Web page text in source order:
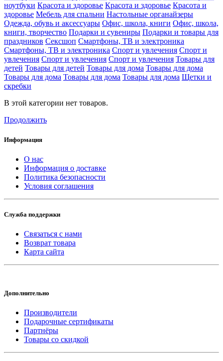
ноутбуки Красота и здоровье Красота и здоровье Красота и
здоровье Мебель для спальни Настольные органайзеры
Одежда, обувь и аксессуары Офис, школа, книги Офис, школа,
книги, творчество Подарки и сувениры Подарки и товары для
праздников Сексшоп Смартфоны, ТВ и электроника
Смартфоны, ТВ и электроника Спорт и увлечения Спорт и
увлечения Спорт и увлечения Спорт и увлечения Товары для
детей Товары для детей Товары для дома Товары для дома
Товары для дома Товары для дома Товары для дома Щетки и
скребки
В этой категории нет товаров.
Продолжить
Информация
О нас
Информация о доставке
Политика безопасности
Условия соглашения
Служба поддержки
Связаться с нами
Возврат товара
Карта сайта
Дополнительно
Производители
Подарочные сертификаты
Партнёры
Товары со скидкой